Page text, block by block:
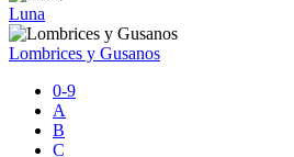
Luna
Lombrices y Gusanos
0-9
A
B
C